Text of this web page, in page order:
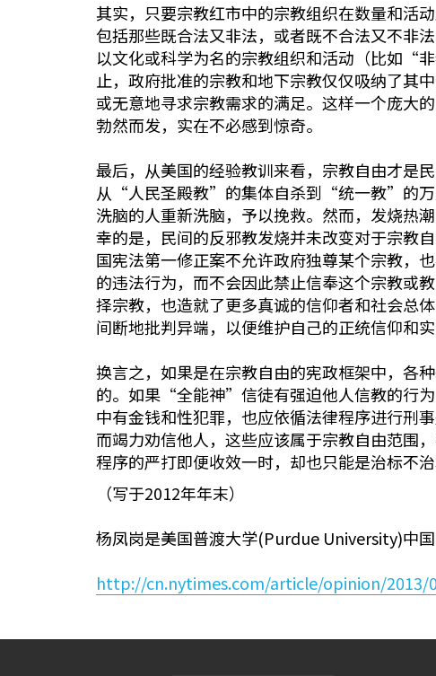
其实，只要宗教红市中的宗教组织在数量和活
包括那些既合法又非法，或者既不合法又不非
以文化或科学为名的宗教组织和活动（比如“
止，政府批准的宗教和地下宗教仅仅吸纳了其
或无意地寻求宗教需求的满足。这样一个庞大
勃然而发，实在不必感到惊奇。
最后，从美国的经验教训来看，宗教自由才是
从“人民圣殿教”的集体自杀到“统一教”的万
洗脑的人重新洗脑，予以挽救。然而，发烧热
幸的是，民间的反邪教发烧并未改变对于宗教
国宪法第一修正案不允许政府独尊某个宗教，
的违法行为，而不会因此禁止信奉这个宗教或
择宗教，也造就了更多真诚的信仰者和社会总
间断地批判异端，以便维护自己的正统信仰和
换言之，如果是在宗教自由的宪政框架中，各
的。如果“全能神”信徒有强迫他人信教的行
中有金钱和性犯罪，也应依循法律程序进行
而竭力劝信他人，这些应该属于宗教自由范围
程序的严打即便收效一时，却也只能是治标不
（写于2012年年末）
杨凤岗是美国普渡大学(Purdue University)中
http://cn.nytimes.com/article/opinion/2013/